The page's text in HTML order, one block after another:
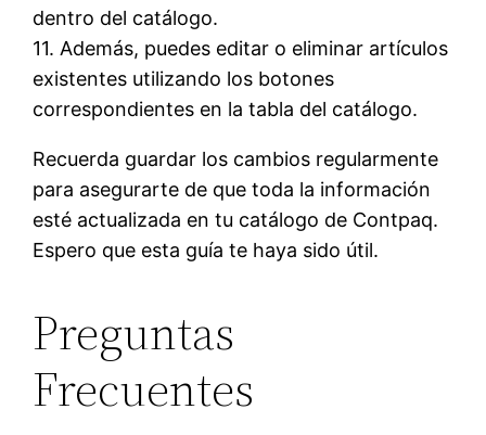
dentro del catálogo.
11. Además, puedes editar o eliminar artículos
existentes utilizando los botones
correspondientes en la tabla del catálogo.
Recuerda guardar los cambios regularmente
para asegurarte de que toda la información
esté actualizada en tu catálogo de Contpaq.
Espero que esta guía te haya sido útil.
Preguntas
Frecuentes